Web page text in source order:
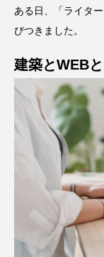
ある日、「ライタ
びつきました。
建築とWEB